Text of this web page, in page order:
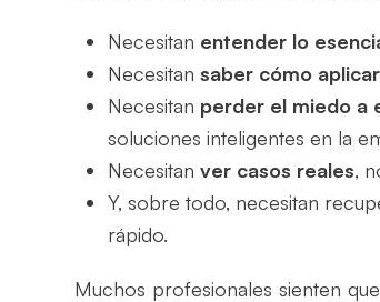
Necesitan entender lo
Necesitansaber cómo
Necesitan perder el miedo a
soluciones inteligentes en la
Necesitanver casos reales,
Y, sobre todo, necesitan
rápido.
Muchos profesionales sienten